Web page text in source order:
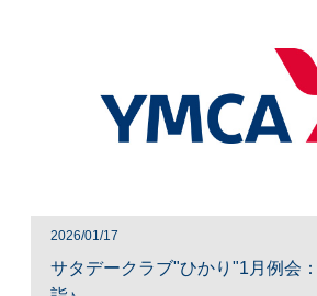
2026/01/17
サタデークラブ"ひかり"1月例会